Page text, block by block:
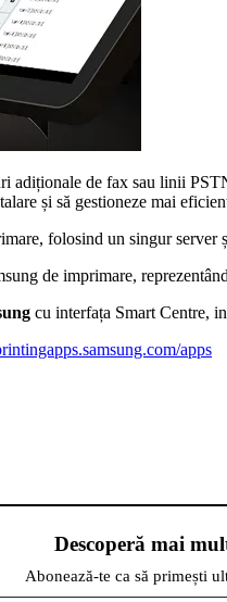
de fax sau linii
și să gestioneze mai
folosind un singur
de imprimare,
cu interfața Smart Centre,
apps
Descoperă mai
Abonează-te ca să primești